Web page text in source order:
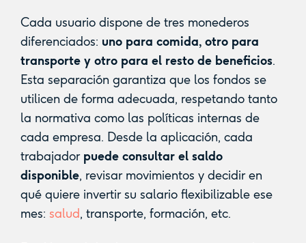
Cada usuario dispone de tres monederos
diferenciados: uno para comida, otro para
transporte y otro para el resto de beneficios.
Esta separación garantiza que los fondos se
utilicen de forma adecuada, respetando tanto
la normativa como las políticas internas de
cada empresa. Desde la aplicación, cada
trabajador puede consultar el saldo
disponible, revisar movimientos y decidir en
qué quiere invertir su salario flexibilizable ese
mes: salud, transporte, formación, etc.